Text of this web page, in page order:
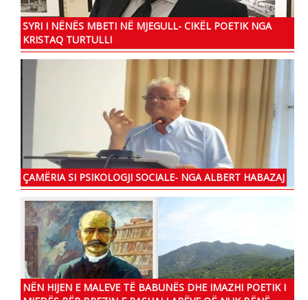
SYRI I NËNËS MBETI NË MJEGULL- CIKËL POETIK NGA
KRISTAQ TURTULLI
ÇAMËRIA SI PSIKOLOGJI SOCIALE- NGA ALBERT HABAZAJ
NËN HIJEN E MALEVE TË BABUNËS DHE IMAZHI POETIK I